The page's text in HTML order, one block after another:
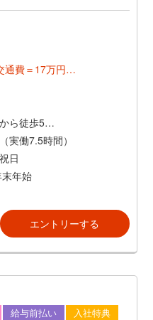
通費＝17万円～
ら徒歩5分
有）
実働7.5時間）
日
末年始
エントリーする
給与前払い 入社特典